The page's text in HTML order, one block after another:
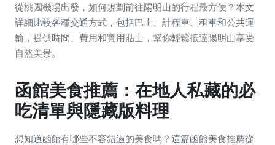
從桃園機場出發，如何規劃前往陽明山的行程最方便？本文
詳細比較各種交通方式，包括巴士、計程車、租車和公共運
輸，提供時間、費用和實用貼士，幫你輕鬆抵達陽明山享受
自然美景。
函館美食推薦：在地人私藏的必
吃清單與隱藏版料理
想知道函館有哪些不容錯過的美食嗎？這篇函館美食推薦從